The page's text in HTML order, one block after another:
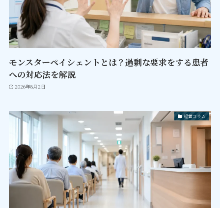
モンスターペイシェントとは？過剰な要求をする患者
への対応法を解説
2026年8月2日
経営コラム